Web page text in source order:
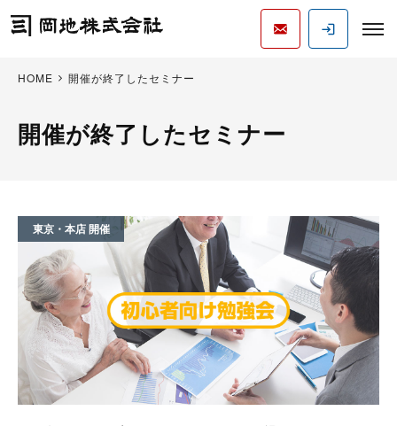
HOME 開催が終了したセミナー
開催が終了したセミナー
東京・本店